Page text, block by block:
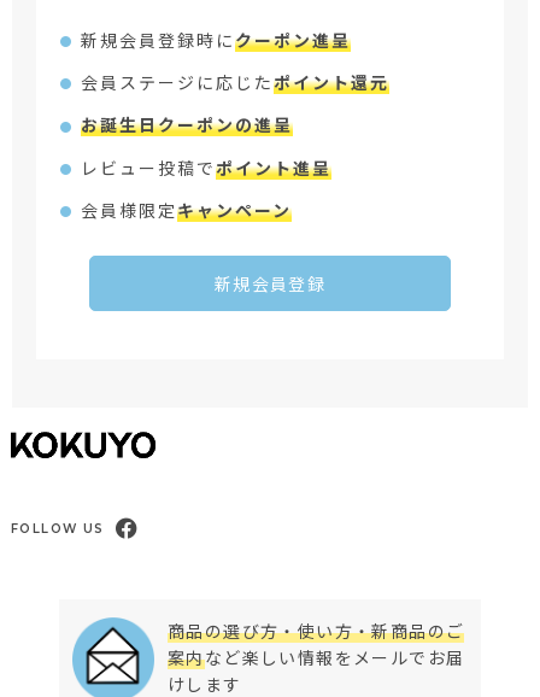
新規会員登録時にクーポン進呈
会員ステージに応じたポイント還元
お誕生日クーポンの進呈
レビュー投稿でポイント進呈
会員様限定キャンペーン
新規会員登録
FOLLOW US
商品の選び方・使い方・新商品のご
案内など楽しい情報をメールでお届
けします